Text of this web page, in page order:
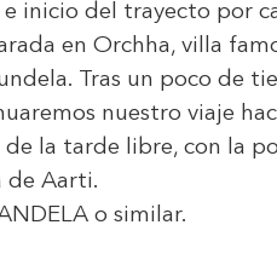
inicio del trayecto por
en Orchha, villa
Tras un poco de
nuestro viaje
la tarde libre, con la
de Aarti.
o similar.